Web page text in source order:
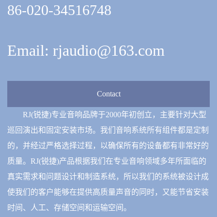
86-020-34516748
Email: rjaudio@163.com
Contact
RJ(锐捷)专业音响品牌于2000年初创立，主要针对大型
巡回演出和固定安装市场。我们音响系统所有组件都是定制
的，并经过严格选择过程，以确保所有的设备都有非常好的
质量。RJ(锐捷)产品根据我们在专业音响领域多年所面临的
真实需求和问题设计和制造系统，所以我们的系统被设计成
使我们的客户能够在提供高质量声音的同时，又能节省安装
时间、人工、存储空间和运输空间。